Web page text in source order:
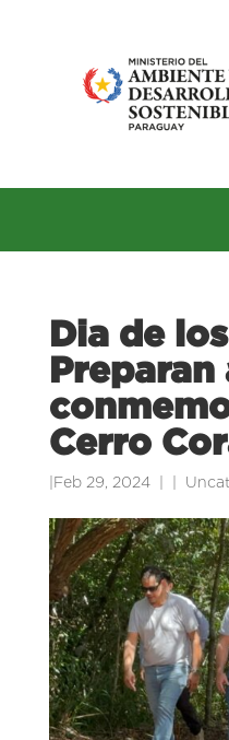
Dia de
Preparan
Cerro
Feb 29, 2024